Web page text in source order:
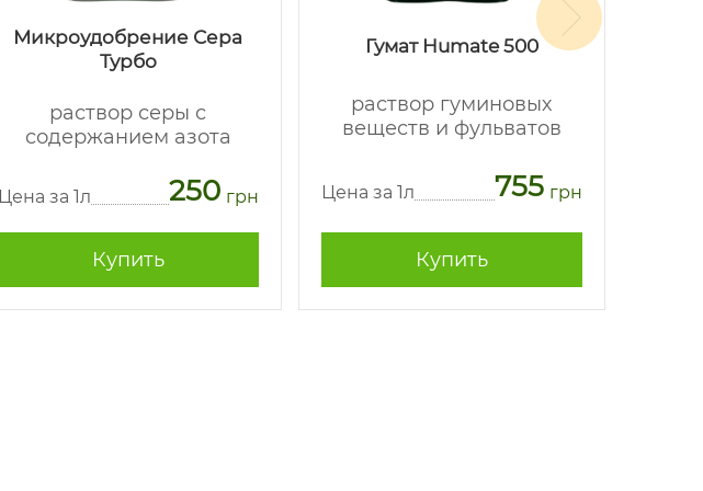
Микроудобрение Сера
Турбо
раствор серы с
содержанием азота
Цена за 1л 250 грн
Купить
Гумат Humate 500
раствор гуминовых
веществ и фульватов
Цена за 1л 755 грн
Купить